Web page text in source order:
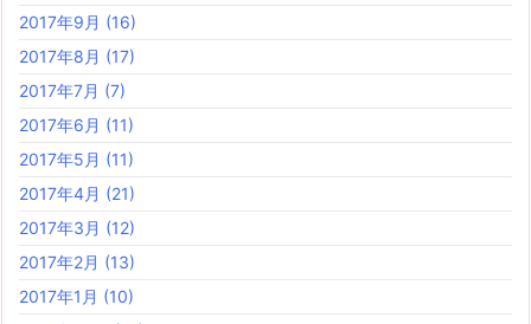
2017年9月 (16)
2017年8月 (17)
2017年7月 (7)
2017年6月 (11)
2017年5月 (11)
2017年4月 (21)
2017年3月 (12)
2017年2月 (13)
2017年1月 (10)